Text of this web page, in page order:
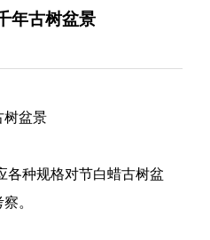
年古树盆景
树盆景
各种规格对节白蜡古树盆
。